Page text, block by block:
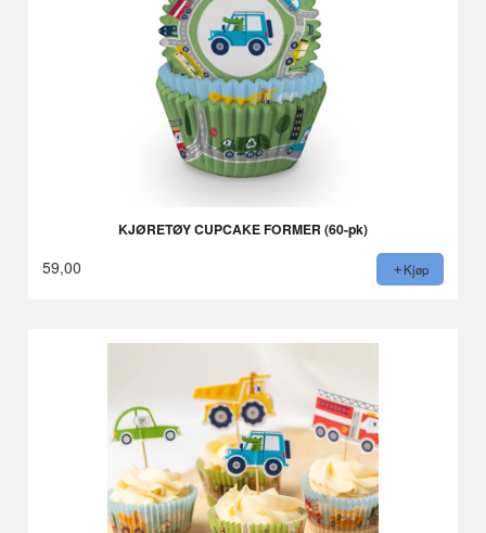
KJØRETØY CUPCAKE FORMER (60-pk)
59,00 Kjøp